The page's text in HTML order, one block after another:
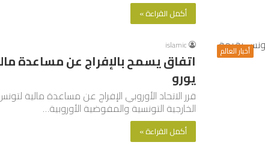
أكمل القراءة »
أخبار العالم islamic
يورو
الخارجية التونسية والمفوضية الأوروبية…
أكمل القراءة »